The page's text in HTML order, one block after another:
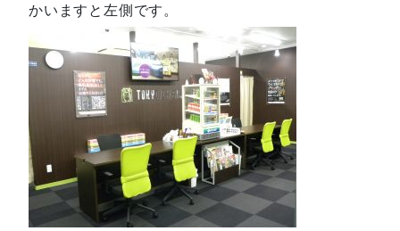
かいますと左側です。